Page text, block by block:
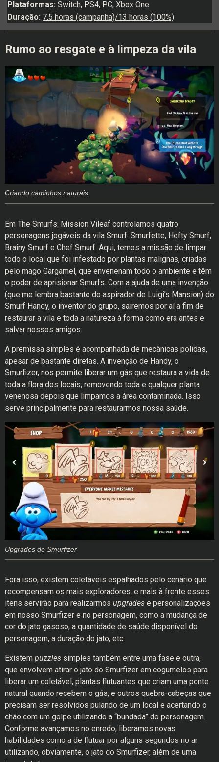
Plataformas: Switch, PS4, PC, Xbox One
Duração: 7.5 horas (campanha)/13 horas (100%)
Rumo ao resgate e à limpeza da vila
Criando caminhos naturais
Em The Smurfs: Mission Vileaf controlamos quatro
personagens jogáveis da vila Smurf: Smurfette, Hefty Smurf,
Brainy Smurf e Chef Smurf. Aqui, temos a missão de limpar
todo o local que foi infestado por plantas malignas, criadas
pelo mago Gargamel, que envenenam todo o ambiente e têm
o poder de aprisionar Smurfs. Com a ajuda de uma invenção
(que me lembra bastante do aspirador de Luigi’s Mansion) do
Smurf Handy, o inventor do grupo, sairemos por aí a fim de
restaurar a vila e toda a natureza à forma como era antes e
salvar nossos amigos.
A premissa simples é acompanhada de mecânicas polidas,
apesar de bastante diretas. A invenção de Handy, o
Smurfizer, nos permite liberar um gás que restaura a vida de
toda a flora dos locais, removendo toda e qualquer planta
venenosa depois que limpamos a área contaminada. Isso
serve principalmente para restaurarmos nossa saúde.
Upgrades do Smurfizer
Fora isso, existem coletáveis espalhados pelo cenário que
recompensam os mais exploradores, e mais à frente esses
itens servirão para realizarmos upgrades e personalizações
em nosso Smurfizer e no personagem, como a mudança de
cor do jato gasoso, a quantidade de saúde disponível do
personagem, a duração do jato, etc.
Existem puzzles simples também entre uma fase e outra,
que envolvem atirar o jato do Smurfizer em cogumelos para
liberar um coletável, plantas flutuantes que criam uma ponte
natural quando recebem o gás, e outros quebra-cabeças que
precisam ser resolvidos pulando de um local e acertando o
chão com um golpe utilizando a “bundada” do personagem.
Conforme avançamos no enredo, liberamos novas
habilidades como a de flutuar por alguns segundos no ar
utilizando, obviamente, o jato do Smurfizer, além de uma